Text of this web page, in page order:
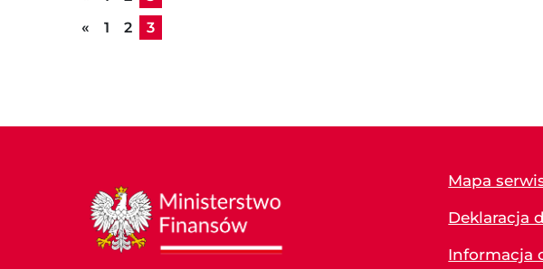
« Poprzednia strona
1 2 3
Mapa
Deklaracja
Informacja